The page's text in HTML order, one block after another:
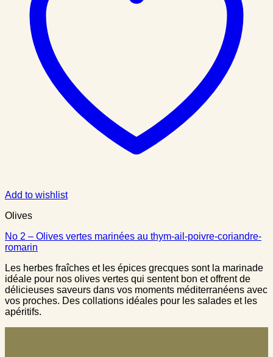
Add to wishlist
Olives
No 2 – Olives vertes marinées au thym-ail-poivre-coriandre-
romarin
Les herbes fraîches et les épices grecques sont la marinade
idéale pour nos olives vertes qui sentent bon et offrent de
délicieuses saveurs dans vos moments méditerranéens avec
vos proches. Des collations idéales pour les salades et les
apéritifs.